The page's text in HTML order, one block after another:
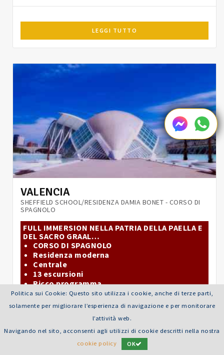
LEGGI TUTTO
VALENCIA
SHEFFIELD SCHOOL/RESIDENZA DAMIA BONET - CORSO DI
SPAGNOLO
FULL IMMERSION NELLA PATRIA DELLA PAELLA E
DEL SACRO GRAAL…
CORSO DI SPAGNOLO
Residenza moderna
Centrale
13 escursioni
Ricco programma
Età consigliata: 14-20 anni
Durata: 15 giorni / 14 notti
LEGGI TUTTO
Politica sui Cookie: Questo sito utilizza i cookie, anche di terze parti,
solamente per migliorare l’esperienza di navigazione e per monitorare
l’attività web.
Navigando nel sito, acconsenti agli utilizzi di cookie descritti nella nostra
cookie policy
OK